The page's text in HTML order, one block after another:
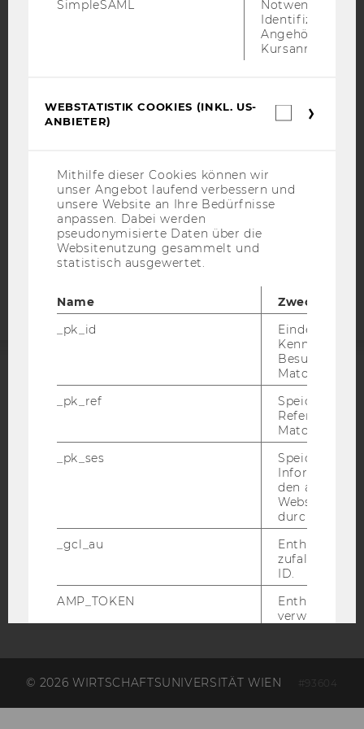
DATENSCHUTZERKLÄRUNG
DATENSCHUTZERKLÄRUNG
STUDIENBEWERBER*INNEN UND STUDIERENDE
COOKIE EINSTELLUNGEN
Barrierefreiheitserklärung
Webseite
ACCREDITED BY:
© 2026 WIRTSCHAFTSUNIVERSITÄT WIEN #93604
SimpleSAML
Notwendig zur
Identifizierung
Angehörige/r für
Kursanmeldung.
WEBSTATISTIK COOKIES (INKL. US-
ANBIETER)
Mithilfe dieser Cookies können wir
unser Angebot laufend verbessern und
unsere Website an Ihre Bedürfnisse
anpassen. Dabei werden
pseudonymisierte Daten über die
Websitenutzung gesammelt und
statistisch ausgewertet.
Name
Zweck
_pk_id
Eindeutige
Besuchers
Matomo.
_pk_ref
Speicherung
Referrers
Matomo.
_pk_ses
Speicherung
den aktuellen
durch
_gcl_au
Enthält eine
ID.
AMP_TOKEN
Enthält ein
verwendet
Service
Andere
zeigen Opt-